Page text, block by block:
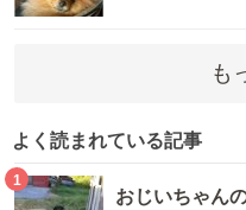
も
よく読まれている記事
1
おじいちゃん